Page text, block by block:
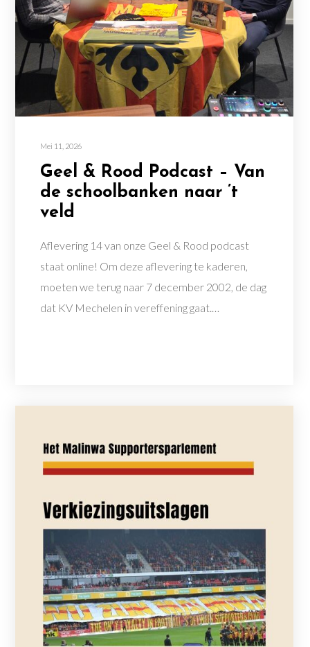
Mei 11, 2026
Geel & Rood Podcast – Van
de schoolbanken naar ’t
veld
Aflevering 14 van onze Geel & Rood podcast
staat online! Om deze aflevering te kaderen,
moeten we terug naar 7 december 2002, de dag
dat KV Mechelen in vereffening gaat.…